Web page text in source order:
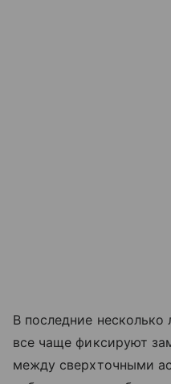
В последние
все чаще фиксируют
между сверхточными